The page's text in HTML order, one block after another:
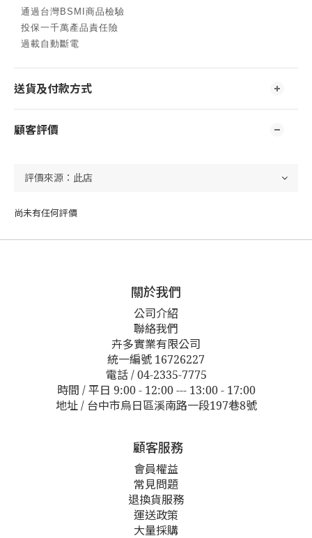
通過台灣BSMI商品檢驗
投保一千萬產品責任險
過載自動斷電
送貨及付款方式
顧客評價
尚未有任何評價
關於我們
公司介紹
聯絡我們
卉多實業有限公司
統一編號 16726227
電話 / 04-2335-7775
時間 / 平日 9:00 - 12:00 --- 13:00 - 17:00
地址 / 台中市烏日區溪南路一段197巷8號
顧客服務
會員權益
常見問題
退換貨服務
運送政策
大量採購